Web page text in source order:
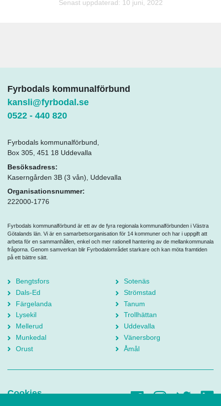
Senast uppdaterad: 10 juni, 2022
Fyrbodals kommunalförbund
kansli@fyrbodal.se
0522 - 440 820
Fyrbodals kommunalförbund,
Box 305, 451 18 Uddevalla
Besöksadress:
Kaserngården 3B (3 vån), Uddevalla
Organisationsnummer:
222000-1776
Fyrbodals kommunalförbund är ett av de fyra regionala kommunalförbunden i Västra
Götalands län. Vi är en samarbetsorganisation för 14 kommuner och har i uppgift att
arbeta för en sammanhållen, enkel och mer rationell hantering av de mellankommunala
frågorna. Genom samverkan blir Fyrbodalområdet starkare och kan möta framtiden
på ett bättre sätt.
Bengtsfors
Dals-Ed
Färgelanda
Lysekil
Mellerud
Munkedal
Orust
Sotenäs
Strömstad
Tanum
Trollhättan
Uddevalla
Vänersborg
Åmål
Cookies